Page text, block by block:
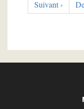
Page
suivante
Suivant ›